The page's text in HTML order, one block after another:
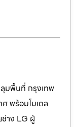
มพื้นที่ กรุงเทพ
ศ พร้อมโมเดล
าง LG ผู้